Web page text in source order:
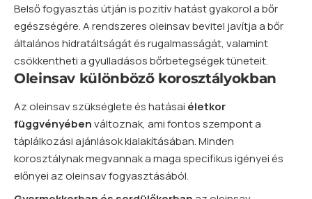
Belső fogyasztás útján is pozitív hatást gyakorol a bőr
egészségére. A rendszeres oleinsav bevitel javítja a bőr
általános hidratáltságát és rugalmasságát, valamint
csökkentheti a gyulladásos bőrbetegségek tüneteit.
Oleinsav különböző korosztályokban
Az oleinsav szükséglete és hatásai életkor
függvényébenváltoznak, ami fontos szempont a
táplálkozási ajánlások kialakításában. Minden
korosztálynak megvannak a maga specifikus igényei és
előnyei az oleinsav fogyasztásából.